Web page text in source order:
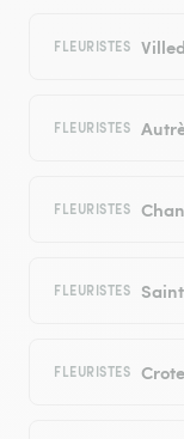
FLEURISTES
FLEURISTES
FLEURISTES
FLEURISTES
FLEURISTES